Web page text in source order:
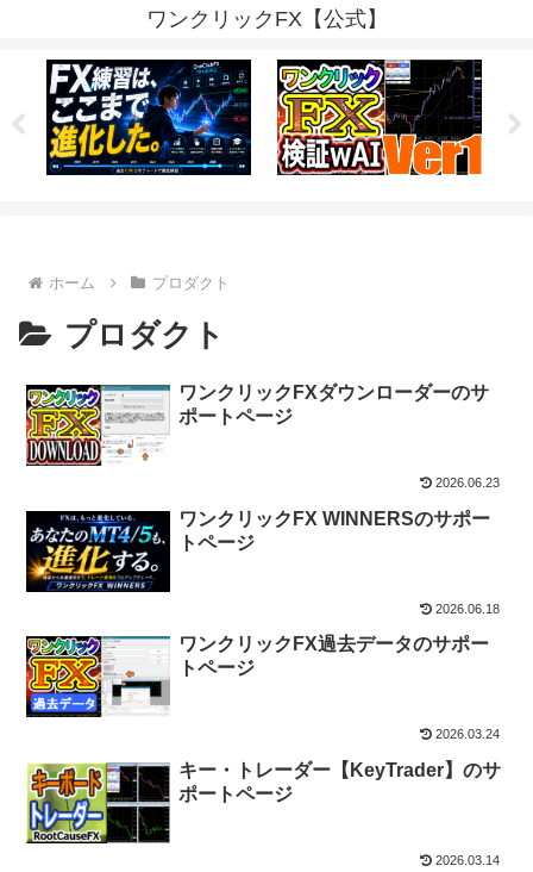
ワンクリックFX【公式】
ホーム プロダクト
プロダクト
ワンクリックFXダウンローダーのサ
ポートページ
2026.06.23
ワンクリックFX WINNERSのサポー
トページ
2026.06.18
ワンクリックFX過去データのサポー
トページ
2026.03.24
キー・トレーダー【KeyTrader】のサ
ポートページ
2026.03.14